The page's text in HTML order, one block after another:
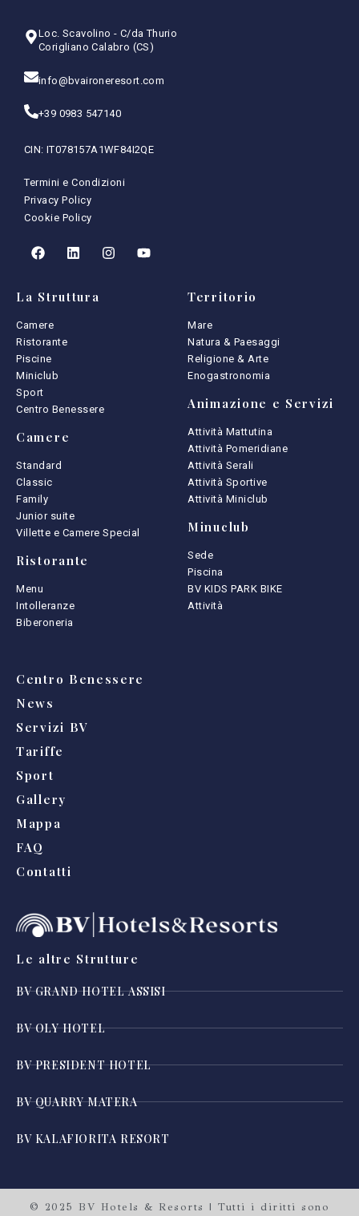
Loc. Scavolino - C/da Thurio
Corigliano Calabro (CS)
info@bvaironeresort.com
+39 0983 547140
CIN: IT078157A1WF84I2QE
Termini e Condizioni
Privacy Policy
Cookie Policy
La Struttura
Camere
Ristorante
Piscine
Miniclub
Sport
Centro Benessere
Camere
Standard
Classic
Family
Junior suite
Villette e Camere Special
Ristorante
Menu
Intolleranze
Biberoneria
Territorio
Mare
Natura & Paesaggi
Religione & Arte
Enogastronomia
Animazione e Servizi
Attività Mattutina
Attività Pomeridiane
Attività Serali
Attività Sportive
Attività Miniclub
Minuclub
Sede
Piscina
BV KIDS PARK BIKE
Attività
Centro Benessere
News
Servizi BV
Tariffe
Sport
Gallery
Mappa
FAQ
Contatti
Le altre Strutture
BV GRAND HOTEL ASSISI
BV OLY HOTEL
BV PRESIDENT HOTEL
BV QUARRY MATERA
BV KALAFIORITA RESORT
© 2025 BV Hotels & Resorts | Tutti i diritti sono